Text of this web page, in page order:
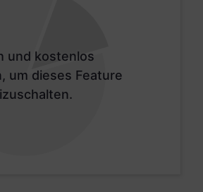
und kostenlos
um dieses Feature